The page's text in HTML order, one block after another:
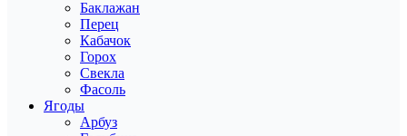
Баклажан
Перец
Кабачок
Горох
Свекла
Фасоль
Ягоды
Арбуз